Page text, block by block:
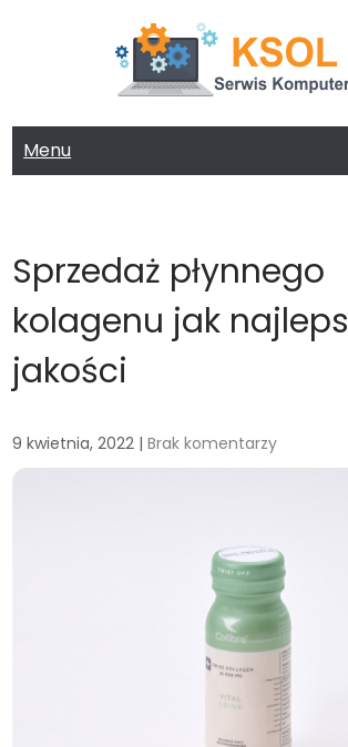
KSOL FIRMA naszą ofertą!
Menu
Sprzedaż płynnego
kolagenu jak
jakości
9 kwietnia, 2022 |Brak komentarzy